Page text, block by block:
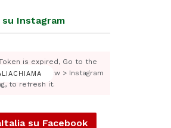
su Instagram
is expired, Go to the
Like & View > Instagram
to refresh it.
su Facebook